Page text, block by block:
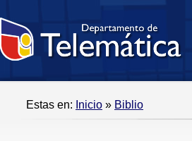
Estas en: Inicio » Biblio